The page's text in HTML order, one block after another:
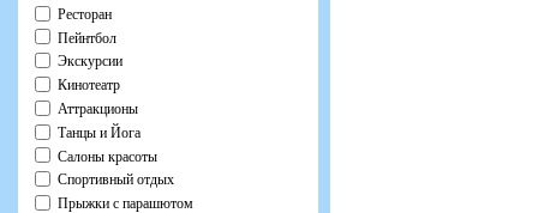
Ресторан
Пейнтбол
Экскурсии
Кинотеатр
Аттракционы
Танцы и Йога
Салоны красоты
Спортивный отдых
Прыжки с парашютом